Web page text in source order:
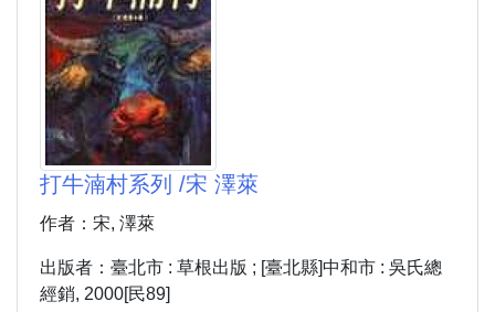
打牛湳村系列 /宋 澤萊
作者：宋, 澤萊
出版者：臺北市 : 草根出版 ; [臺北縣]中和市 : 吳氏總
經銷, 2000[民89]